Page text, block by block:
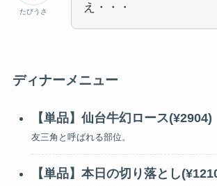
たびうさ
え・・・
ディナーメニュー
【単品】仙台牛幻ロース(¥2904)
友三角と呼ばれる部位。
【単品】本日の切り落とし